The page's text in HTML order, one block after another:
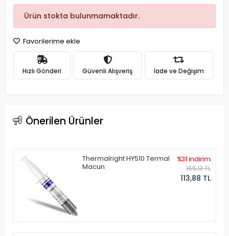
Ürün stokta bulunmamaktadır.
Favorilerime ekle
Hızlı Gönderi Güvenli Alışveriş İade ve Değişim
Önerilen Ürünler
Thermalright HY510 Termal
Macun
%31 indirim
165,13 TL
113,88 TL